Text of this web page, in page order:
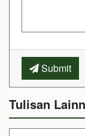
Submit
Tulisan